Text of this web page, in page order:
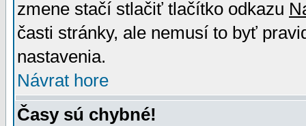
zmene stačí stlačiť tlačítko odkazu
časti stránky, ale nemusí to byť
nastavenia.
Návrat hore
Časy sú chybné!